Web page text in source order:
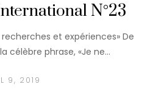
N°23
et expériences» De
célèbre phrase, «Je ne…
9, 2019